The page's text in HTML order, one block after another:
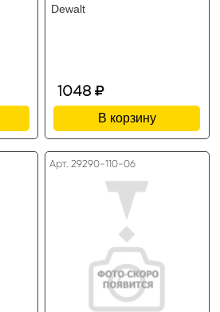
Dewalt
1048
В корзину
Арт. 29290-110-06